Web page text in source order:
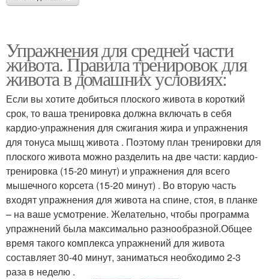
Упражнения для средней части
живота. Правила тренировок для
живота в домашних условиях:
Если вы хотите добиться плоского живота в короткий
срок, то ваша тренировка должна включать в себя
кардио-упражнения для сжигания жира и упражнения
для тонуса мышц живота . Поэтому план тренировки для
плоского живота можно разделить на две части: кардио-
тренировка (15-20 минут) и упражнения для всего
мышечного корсета (15-20 минут) . Во вторую часть
входят упражнения для живота на спине, стоя, в планке
– на ваше усмотрение. Желательно, чтобы программа
упражнений была максимально разнообразной.Общее
время такого комплекса упражнений для живота
составляет 30-40 минут, заниматься необходимо 2-3
раза в неделю .